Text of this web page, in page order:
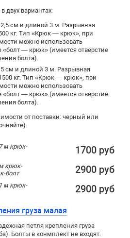
двух вариантах:
см и длиной 3 м. Разрывная
кг. Тип «Крюк — крюк», при
можно использовать
«болт — крюк» (имеется отверстие
болта).
см и длиной 3 м. Разрывная
кг. Тип «Крюк — крюк», при
можно использовать
«болт — крюк» (имеется отверстие
болта).
от поставки: черный или
м крюк-
1700 руб
крюк-
болт
2900 руб
м крюк-
2900 руб
груза малая
петля крепления груза
Болты в конмплект не входят.